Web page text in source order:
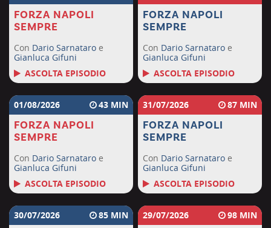
FORZA NAPOLI
SEMPRE
Con Dario Sarnataro e
Gianluca Gifuni
ASCOLTA EPISODIO
FORZA NAPOLI
SEMPRE
Con Dario Sarnataro e
Gianluca Gifuni
ASCOLTA EPISODIO
01/08/2026 43
FORZA NAPOLI
SEMPRE
Con Dario Sarnataro e
Gianluca Gifuni
ASCOLTA EPISODIO
31/07/2026 87
FORZA NAPOLI
SEMPRE
Con Dario Sarnataro e
Gianluca Gifuni
ASCOLTA EPISODIO
30/07/2026 85 29/07/2026 98